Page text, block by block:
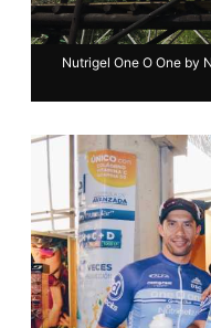
Nutrigel One O One by